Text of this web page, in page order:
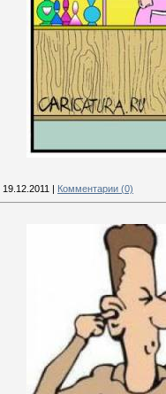
19.12.2011 | Комментарии (0)